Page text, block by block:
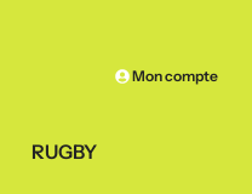
Mon compte
RUGBY